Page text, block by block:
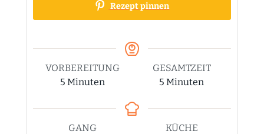
Rezept pinnen
VORBEREITUNG
5Minuten
Minuten
GESAMTZEIT
5 Minuten
Minuten
GANG
KÜCHE